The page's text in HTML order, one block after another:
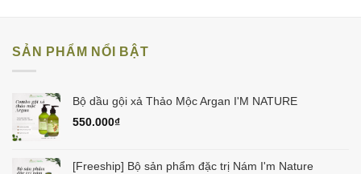
SẢN PHẨM NỔI BẬT
Bộ dầu gội xả Thảo Mộc Argan I'M NATURE
550.000₫
[Freeship] Bộ sản phẩm đặc trị Nám I'm Nature